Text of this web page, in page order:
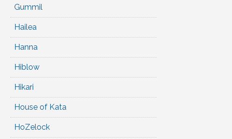
Gummil
Hailea
Hanna
Hiblow
Hikari
House of Kata
HoZelock